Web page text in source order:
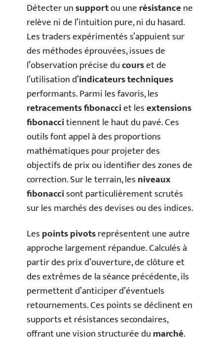
Détecter unsupportou unerésistancene
relève ni de l’intuition pure, ni du hasard.
Les traders expérimentés s’appuient sur
des méthodes éprouvées, issues de
l’observation précise ducourset de
l’utilisation d’indicateurs techniques
performants. Parmi les favoris, les
retracements fibonacciet lesextensions
fibonaccitiennent le haut du pavé. Ces
outils font appel à des proportions
mathématiques pour projeter des
objectifs de prix ou identifier des zones de
correction. Sur le terrain, lesniveaux
fibonaccisont particulièrement scrutés
sur les marchés des devises ou des indices.
Lespoints pivotsreprésentent une autre
approche largement répandue. Calculés à
partir des prix d’ouverture, de clôture et
des extrêmes de la séance précédente, ils
permettent d’anticiper d’éventuels
retournements. Ces points se déclinent en
supports et résistances secondaires,
offrant une vision structurée dumarché.